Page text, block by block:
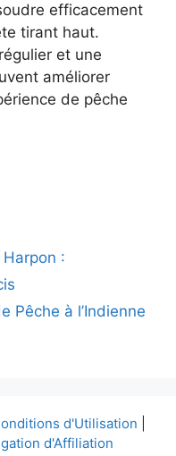
efficacement
tirant haut.
et une
améliorer
de pêche
:
Pêche à l’Indienne
d'Utilisation
d'Affiliation